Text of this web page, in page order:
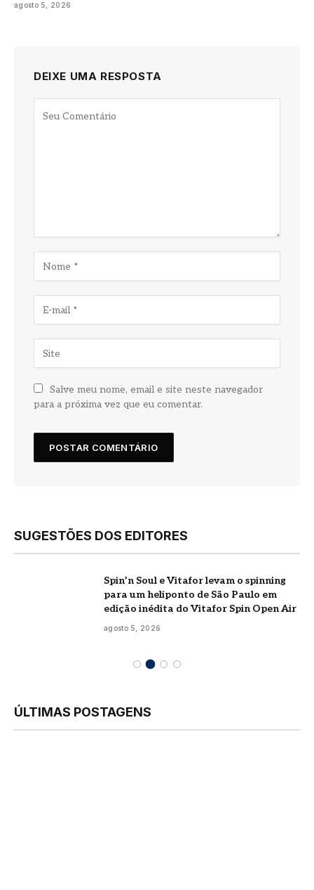
agosto 5, 2026
DEIXE UMA RESPOSTA
Salve meu nome, email e site neste navegador
para a próxima vez que eu comentar.
SUGESTÕES DOS EDITORES
Spin’n Soul e Vitafor levam o spinning
para um heliponto de São Paulo em
edição inédita do Vitafor Spin Open Air
agosto 5, 2026
ÚLTIMAS POSTAGENS